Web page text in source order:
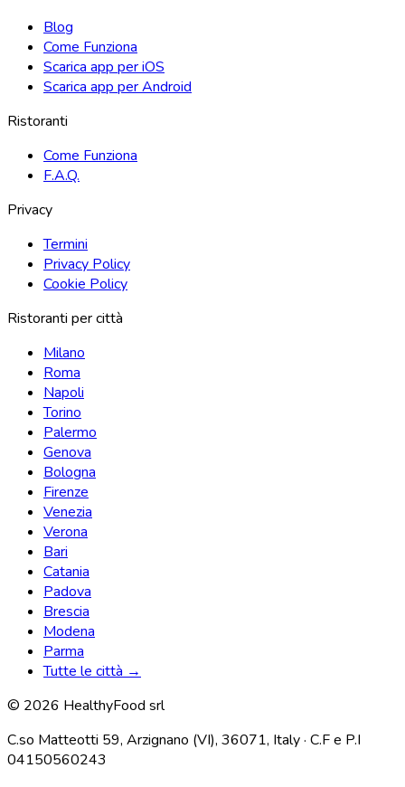
Blog
Come Funziona
Scarica app per iOS
Scarica app per Android
Ristoranti
Come Funziona
F.A.Q.
Privacy
Termini
Privacy Policy
Cookie Policy
Ristoranti per città
Milano
Roma
Napoli
Torino
Palermo
Genova
Bologna
Firenze
Venezia
Verona
Bari
Catania
Padova
Brescia
Modena
Parma
Tutte le città →
© 2026 HealthyFood srl
C.so Matteotti 59, Arzignano (VI), 36071, Italy · C.F e P.I
04150560243